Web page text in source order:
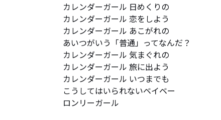
カレンダーガール 日めくりの
カレンダーガール 恋をしよう
カレンダーガール あこがれの
あいつがいう「普通」ってなんだ？
カレンダーガール 気まぐれの
カレンダーガール 旅に出よう
カレンダーガール いつまでも
こうしてはいられないベイベー
ロンリーガール